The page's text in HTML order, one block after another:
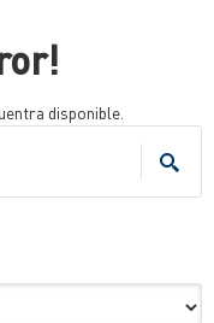
disponible.